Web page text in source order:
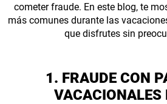
cometer fraude. En este blog, te
más comunes durante las
que disfrutes sin
1. FRAUDE CON
VACACIONALES